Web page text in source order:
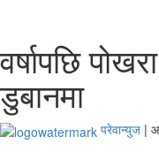
वर्षापछि
डुबानमा
परेवान्युज |